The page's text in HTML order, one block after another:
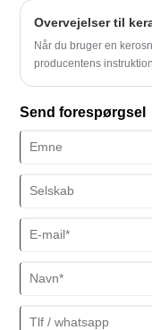
Overvejelser til
Når du bruger en
producentens
enhver sod eller
Send forespørgsel